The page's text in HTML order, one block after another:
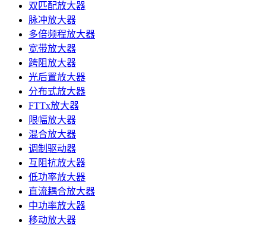
双匹配放大器
脉冲放大器
多倍频程放大器
宽带放大器
跨阻放大器
光后置放大器
分布式放大器
FTTx放大器
限幅放大器
混合放大器
调制驱动器
互阻抗放大器
低功率放大器
直流耦合放大器
中功率放大器
移动放大器